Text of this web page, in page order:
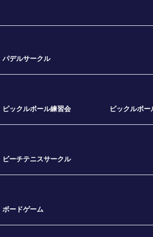
パデルサークル
ピックルボール練習会 ピックルボー
ビーチテニスサークル
ボードゲーム